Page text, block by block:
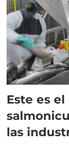
Este es
las